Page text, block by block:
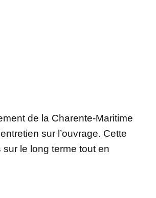
de la Charente-Maritime
sur l’ouvrage. Cette
le long terme tout en